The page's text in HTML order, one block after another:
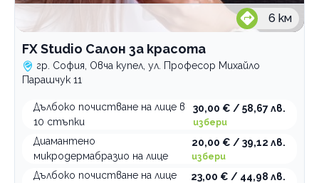
6 км
FX Studio Салон за красота
гр. София, Овча купел, ул. Професор Михайло
Парашчук 11
Дълбоко почистване на лице в
10 стъпки
30,00 € / 58,67 лв.
избери
Диамантено
микродермабразио на лице
20,00 € / 39,12 лв.
избери
Дълбоко почистване на лице
23,00 € / 44,98 лв.